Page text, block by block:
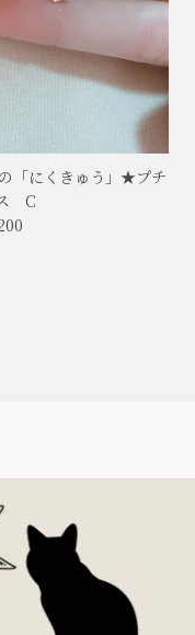
「にくきゅう」★プチ
C